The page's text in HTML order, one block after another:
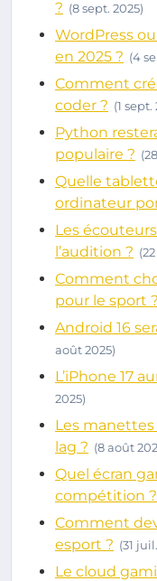
? (8 sept. 2025)
WordPress
en 2025 ? (4
Comment
coder ? (1 sept.
Python
populaire ?
Quelle
ordinateur
Les
l’audition ?
Comment
pour le sport ?
Android 16
août 2025)
L’iPhone 17
2025)
Les
lag ? (8 août
Quel écran
compétition ?
Comment
esport ? (31
Le cloud